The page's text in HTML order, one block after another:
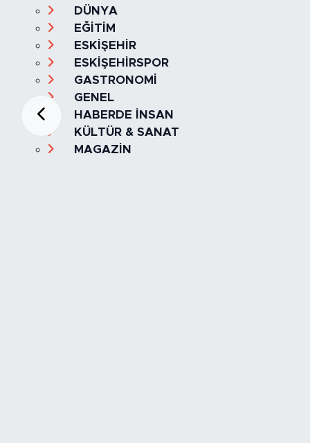
DÜNYA
EĞİTİM
ESKİŞEHİR
ESKİŞEHİRSPOR
GASTRONOMİ
GENEL
HABERDE İNSAN
KÜLTÜR & SANAT
MAGAZİN